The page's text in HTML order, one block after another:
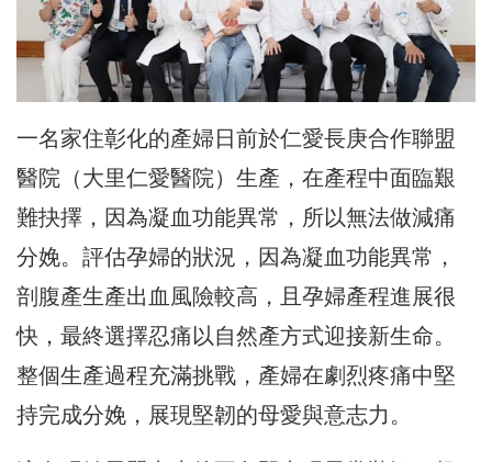
一名家住彰化的產婦日前於仁愛長庚合作聯盟
醫院（大里仁愛醫院）生產，在產程中面臨艱
難抉擇，因為凝血功能異常， 所以無法做減痛
分娩。評估孕婦的狀況，因為凝血功能異常，
剖腹產生產出血風險較高，且孕婦產程進展很
快， 最終選擇忍痛以自然產方式迎接新生命。
整個生產過程充滿挑戰， 產婦在劇烈疼痛中堅
持完成分娩，展現堅韌的母愛與意志力。